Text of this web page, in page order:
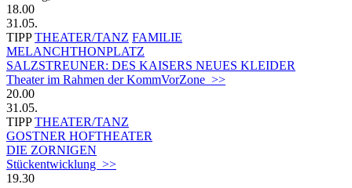
18.00
31.05.
TIPP THEATER/TANZ FAMILIE
MELANCHTHONPLATZ
SALZSTREUNER: DES KAISERS NEUES KLEIDER
Theater im Rahmen der KommVorZone >>
20.00
31.05.
TIPP THEATER/TANZ
GOSTNER HOFTHEATER
DIE ZORNIGEN
Stückentwicklung >>
19.30